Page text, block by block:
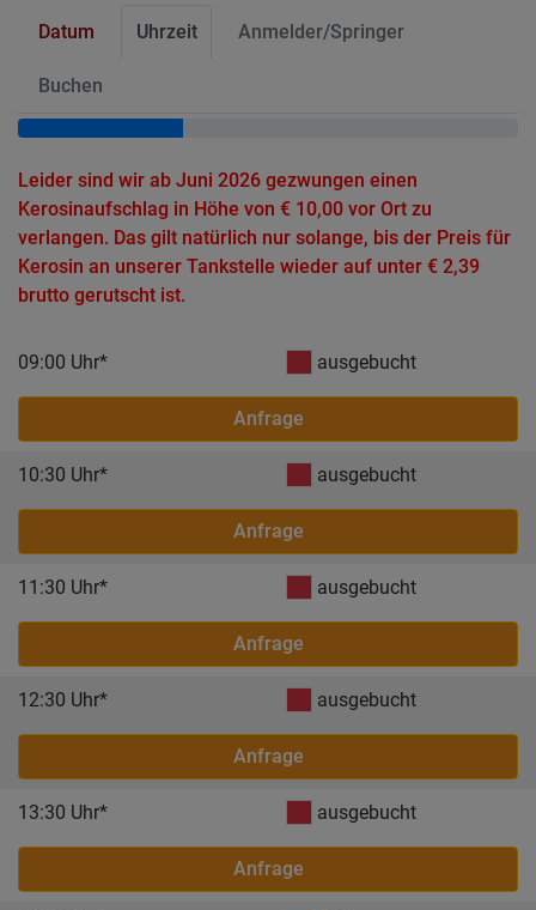
Datum Uhrzeit Anmelder/Springer
Buchen
Leider sind wir ab Juni 2026 gezwungen einen
Kerosinaufschlag in Höhe von € 10,00 vor Ort zu
verlangen. Das gilt natürlich nur solange, bis der Preis für
Kerosin an unserer Tankstelle wieder auf unter € 2,39
brutto gerutscht ist.
09:00 Uhr* ausgebucht
Anfrage
10:30 Uhr* ausgebucht
Anfrage
11:30 Uhr* ausgebucht
Anfrage
12:30 Uhr* ausgebucht
Anfrage
13:30 Uhr* ausgebucht
Anfrage